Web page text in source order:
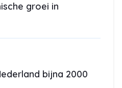
groei in
bijna 2000